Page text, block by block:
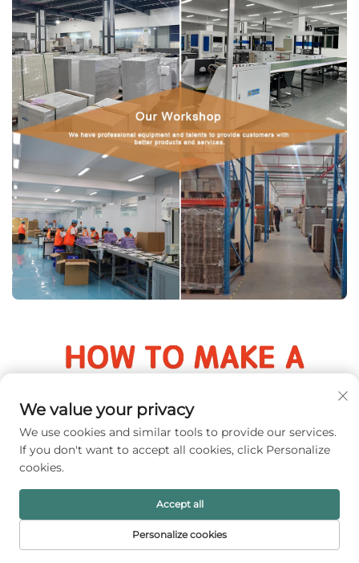
We value your privacy
We use cookies and similar tools to provide our services.
If you don't want to accept all cookies, click Personalize
cookies.
Personalize cookies
Accept all